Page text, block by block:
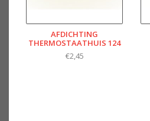
AFDICHTING
THERMOSTAATHUIS 124
€2,45